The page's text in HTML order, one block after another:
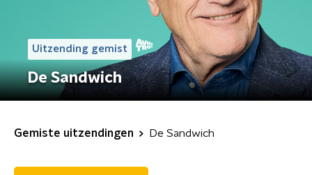
Uitzending gemist
De Sandwich
Gemiste uitzendingen De Sandwich